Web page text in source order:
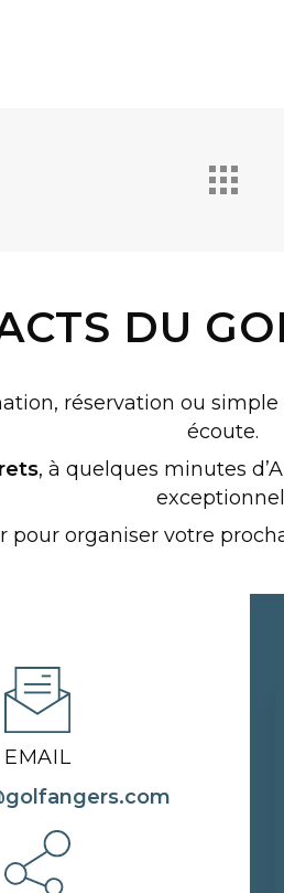
DU
réservation ou simple
écoute.
, à quelques minutes
pour organiser votre
EMAIL